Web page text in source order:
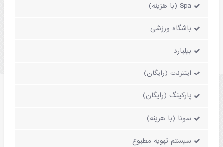
Spa (با هزینه)
باشگاه ورزشی
بیلیارد
اینترنت (رایگان)
پارکینگ (رایگان)
سونا (با هزینه)
سیستم تهویه مطبوع